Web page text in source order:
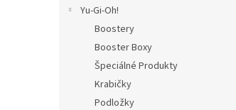
Yu-Gi-Oh!
Boostery
Booster Boxy
Špeciálné Produkty
Krabičky
Podložky